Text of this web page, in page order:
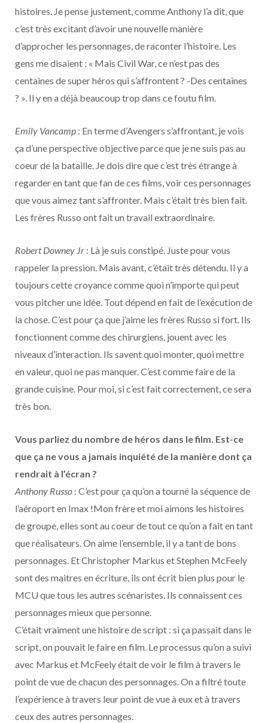
histoires. Je pense justement, comme Anthony l’a dit, que
c’est très excitant d’avoir une nouvelle manière
d’approcher les personnages, de raconter l’histoire. Les
gens me disaient : « Mais Civil War, ce n’est pas des
centaines de super héros qui s’affrontent ? -Des centaines
? ». Il y en a déjà beaucoup trop dans ce foutu film.
Emily Vancamp : En terme d’Avengers s’affrontant, je vois
ça d’une perspective objective parce que je ne suis pas au
coeur de la bataille. Je dois dire que c’est très étrange à
regarder en tant que fan de ces films, voir ces personnages
que vous aimez tant s’affronter. Mais c’était très bien fait.
Les frères Russo ont fait un travail extraordinaire.
Robert Downey Jr : Là je suis constipé. Juste pour vous
rappeler la pression. Mais avant, c’était très détendu. Il y a
toujours cette croyance comme quoi n’importe qui peut
vous pitcher une idée. Tout dépend en fait de l’exécution de
la chose. C’est pour ça que j’aime les frères Russo si fort. Ils
fonctionnent comme des chirurgiens, jouent avec les
niveaux d’interaction. Ils savent quoi monter, quoi mettre
en valeur, quoi ne pas manquer. C’est comme faire de la
grande cuisine. Pour moi, si c’est fait correctement, ce sera
très bon.
Vous parliez du nombre de héros dans le film. Est-ce
que ça ne vous a jamais inquiété de la manière dont ça
rendrait à l’écran ?
Anthony Russo : C’est pour ça qu’on a tourné la séquence de
l’aéroport en Imax !Mon frère et moi aimons les histoires
de groupe, elles sont au coeur de tout ce qu’on a fait en tant
que réalisateurs. On aime l’ensemble, il y a tant de bons
personnages. Et Christopher Markus et Stephen McFeely
sont des maitres en écriture, ils ont écrit bien plus pour le
MCU que tous les autres scénaristes. Ils connaissent ces
personnages mieux que personne.
C’était vraiment une histoire de script : si ça passait dans le
script, on pouvait le faire en film. Le processus qu’on a suivi
avec Markus et McFeely était de voir le film à travers le
point de vue de chacun des personnages. On a filtré toute
l’expérience à travers leur point de vue à eux et à travers
ceux des autres personnages.